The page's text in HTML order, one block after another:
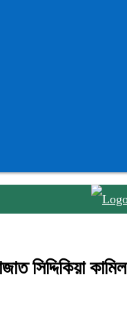
সিদ্দিকিয়া কামিল